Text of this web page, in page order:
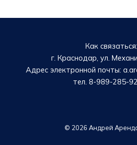
Как связаться:
г. Краснодар, ул.
Адрес электронной почты:
тел. 8-989-285-
© 2026 Андрей